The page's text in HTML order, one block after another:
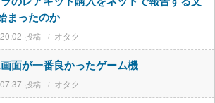
まったのか
オタク
面が一番良かったゲーム機
オタク